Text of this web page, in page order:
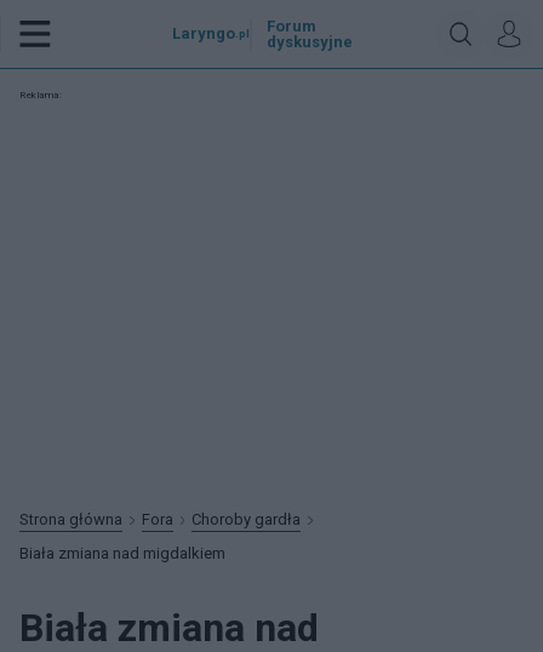
Laryngo.pl
Forum
dyskusyjne
Reklama:
Strona główna Fora
Choroby gardła
Biała zmiana nad migdalkiem
Biała zmiana nad